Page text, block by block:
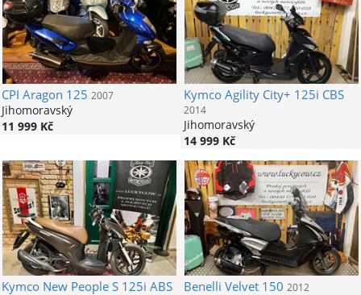
CPI Aragon 125 2007
Jihomoravský
11 999 Kč
KymcoAgility City+ 125i CBS
2014
Jihomoravský
14 999 Kč
KymcoNew People S 125i ABS Benelli Velvet 150 2012